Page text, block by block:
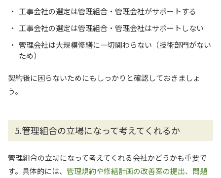
工事会社の選定は管理組合・管理会社がサポートする
工事会社の選定は管理組合・管理会社はサポートしない
管理会社は大規模修繕に一切関わらない（技術部門がない
ため）
契約後に困らないためにもしっかりと確認しておきましょ
う。
5.管理組合の立場になって考えてくれるか
管理組合の立場になって考えてくれる会社かどうかも重要で
す。具体的には、 管理規約や修繕計画の改善案の提出、問題